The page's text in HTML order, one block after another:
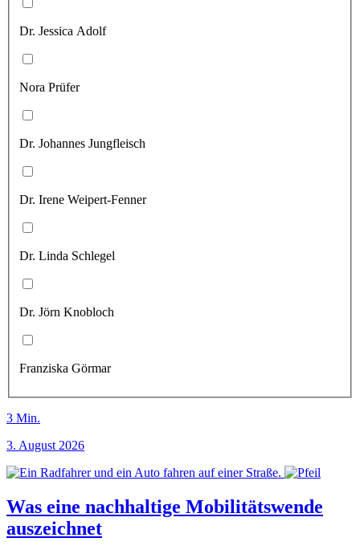
Dr. Jessica Adolf
Nora Prüfer
Dr. Johannes Jungfleisch
Dr. Irene Weipert-Fenner
Dr. Linda Schlegel
Dr. Jörn Knobloch
Franziska Görmar
3 Min.
3. August 2026
Was eine nachhaltige Mobilitätswende
auszeichnet